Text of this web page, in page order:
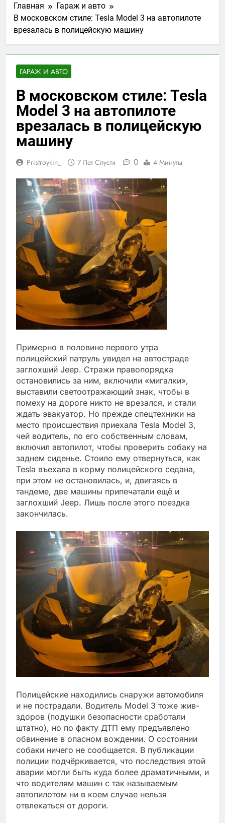
Главная
Гараж и авто
В московском стиле: Tesla Model 3 на автопилоте
врезалась в полицейскую машину
ГАРАЖ И АВТО
В московском стиле: Tesla
Model 3 на автопилоте
врезалась в полицейскую
машину
Pristroykin_ 7 Лет Спустя 0 4 Минуты
Примерно в половине первого утра
полицейский патруль увидел на автостраде
заглохший Jeep. Стражи правопорядка
остановились за ним, включили «мигалки»,
выставили светоотражающий знак, чтобы в
помеху на дороге никто не врезался, и стали
ждать эвакуатор. Но прежде спецтехники на
место происшествия приехала Tesla Model 3,
чей водитель, по его собственным словам,
включил автопилот, чтобы проверить собаку на
заднем сиденье. Стоило ему отвернуться, как
Tesla въехала в корму полицейского седана,
при этом не остановилась, и, двигаясь в
тандеме, две машины припечатали ещё и
заглохший Jeep. Лишь после этого поездка
закончилась.
Полицейские находились снаружи автомобиля
и не пострадали. Водитель Model 3 тоже жив-
здоров (подушки безопасности сработали
штатно), но по факту ДТП ему предъявлено
обвинение в опасном вождении. О состоянии
собаки ничего не сообщается. В публикации
полиции подчёркивается, что последствия этой
аварии могли быть куда более драматичными, и
что водителям машин с так называемым
автопилотом ни в коем случае нельзя
отвлекаться от дороги.